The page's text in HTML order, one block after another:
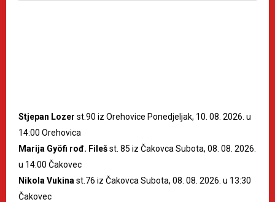
Stjepan Lozer st.90 iz Orehovice Ponedjeljak, 10. 08. 2026. u
14:00 Orehovica
Marija Gyöfi rođ. Filešst. 85 iz Čakovca Subota, 08. 08. 2026.
u 14:00 Čakovec
Nikola Vukina st.76 iz Čakovca Subota, 08. 08. 2026. u 13:30
Čakovec